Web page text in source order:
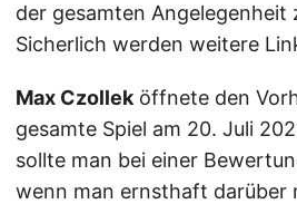
der gesamten Angelegenheit
Sicherlich werden weitere
Max Czollek öffnete den
gesamte Spiel am 20. Juli
sollte man bei einer
wenn man ernsthaft darüber